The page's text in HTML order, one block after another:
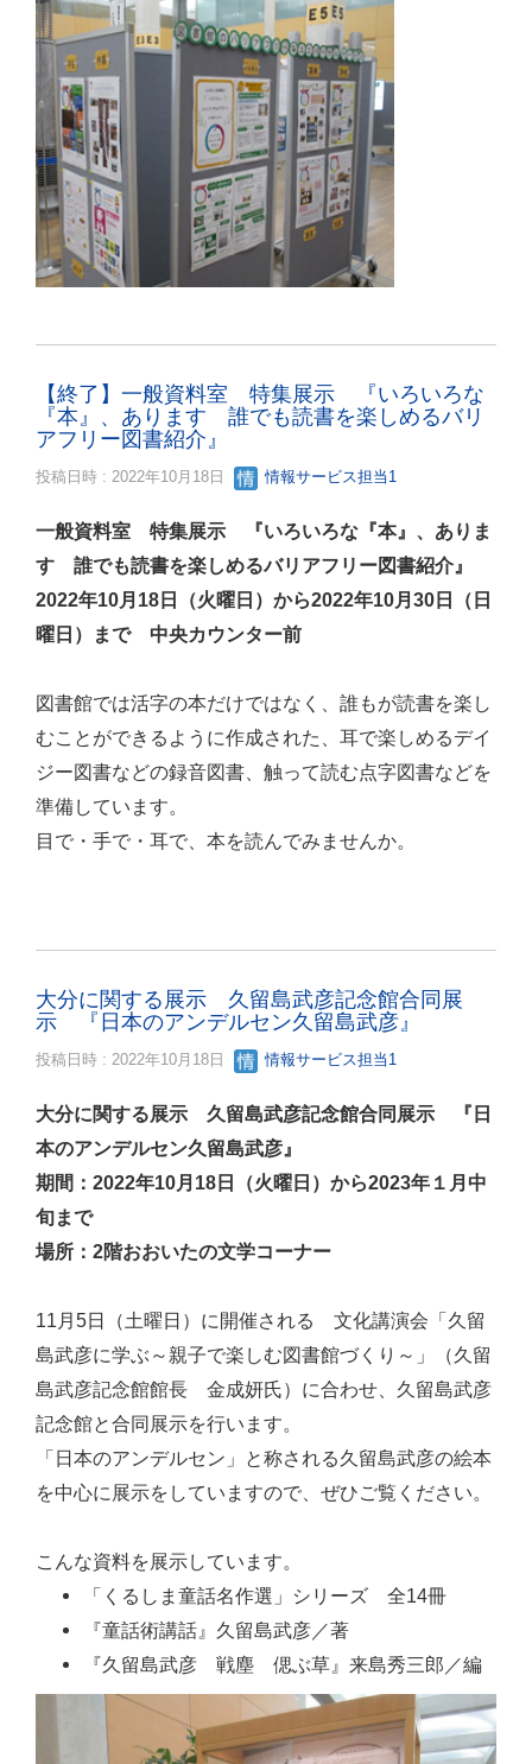
【終了】一般資料室 特集展示 『いろいろな
『本』、あります 誰でも読書を楽しめるバリ
アフリー図書紹介』
投稿日時 : 2022年10月18日 情報サービス担当1
一般資料室 特集展示 『いろいろな『本』、ありま
す 誰でも読書を楽しめるバリアフリー図書紹介』
2022年10月18日（火曜日）から2022年10月30日（日
曜日）まで 中央カウンター前
図書館では活字の本だけではなく、誰もが読書を楽し
むことができるように作成された、耳で楽しめるデイ
ジー図書などの録音図書、触って読む点字図書などを
準備しています。
目で・手で・耳で、本を読んでみませんか。
大分に関する展示 久留島武彦記念館合同展
示 『日本のアンデルセン久留島武彦』
投稿日時 : 2022年10月18日 情報サービス担当1
大分に関する展示 久留島武彦記念館合同展示 『日
本のアンデルセン久留島武彦』
期間：2022年10月18日（火曜日）から2023年１月中
旬まで
場所：2階おおいたの文学コーナー
11月5日（土曜日）に開催される 文化講演会「久留
島武彦に学ぶ～親子で楽しむ図書館づくり～」（久留
島武彦記念館館長 金成妍氏）に合わせ、久留島武彦
記念館と合同展示を行います。
「日本のアンデルセン」と称される久留島武彦の絵本
を中心に展示をしていますので、ぜひご覧ください。
こんな資料を展示しています。
「くるしま童話名作選」シリーズ 全14冊
『童話術講話』久留島武彦／著
『久留島武彦 戦塵 偲ぶ草』来島秀三郎／編